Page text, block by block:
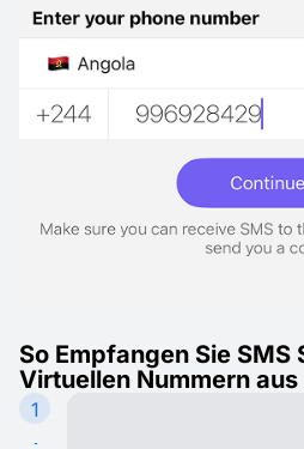
So Empfangen Sie SMS
Virtuellen Nummern
1